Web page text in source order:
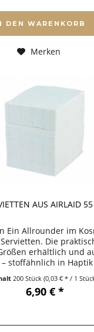
DEN WARENKORB
Merken
AUS AIRLAID
Ein Allrounder im
Die
erhältlich und
stoffähnlich in
200 Stück(0,03 € * / 1
6,90 € *